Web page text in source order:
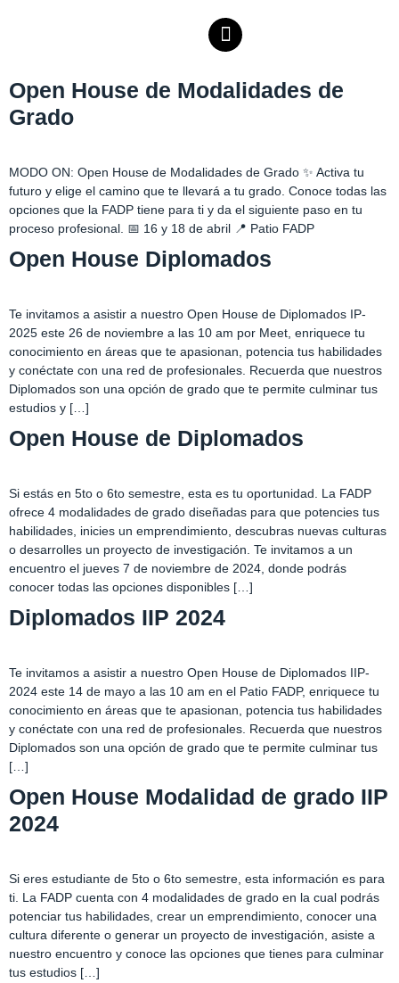
Open House de Modalidades de
Grado
MODO ON: Open House de Modalidades de Grado ✨ Activa tu
futuro y elige el camino que te llevará a tu grado. Conoce todas las
opciones que la FADP tiene para ti y da el siguiente paso en tu
proceso profesional. 📅 16 y 18 de abril 📍 Patio FADP
Open House Diplomados
Te invitamos a asistir a nuestro Open House de Diplomados IP-
2025 este 26 de noviembre a las 10 am por Meet, enriquece tu
conocimiento en áreas que te apasionan, potencia tus habilidades
y conéctate con una red de profesionales. Recuerda que nuestros
Diplomados son una opción de grado que te permite culminar tus
estudios y […]
Open House de Diplomados
Si estás en 5to o 6to semestre, esta es tu oportunidad. La FADP
ofrece 4 modalidades de grado diseñadas para que potencies tus
habilidades, inicies un emprendimiento, descubras nuevas culturas
o desarrolles un proyecto de investigación. Te invitamos a un
encuentro el jueves 7 de noviembre de 2024, donde podrás
conocer todas las opciones disponibles […]
Diplomados IIP 2024
Te invitamos a asistir a nuestro Open House de Diplomados IIP-
2024 este 14 de mayo a las 10 am en el Patio FADP, enriquece tu
conocimiento en áreas que te apasionan, potencia tus habilidades
y conéctate con una red de profesionales. Recuerda que nuestros
Diplomados son una opción de grado que te permite culminar tus
[…]
Open House Modalidad de grado IIP
2024
Si eres estudiante de 5to o 6to semestre, esta información es para
ti. La FADP cuenta con 4 modalidades de grado en la cual podrás
potenciar tus habilidades, crear un emprendimiento, conocer una
cultura diferente o generar un proyecto de investigación, asiste a
nuestro encuentro y conoce las opciones que tienes para culminar
tus estudios […]